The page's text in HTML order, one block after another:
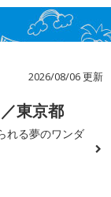
2026/08/06 更新
東京都
れる夢のワンダ